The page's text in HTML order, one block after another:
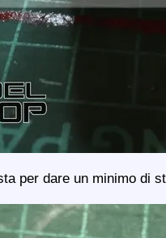
per dare un minimo di